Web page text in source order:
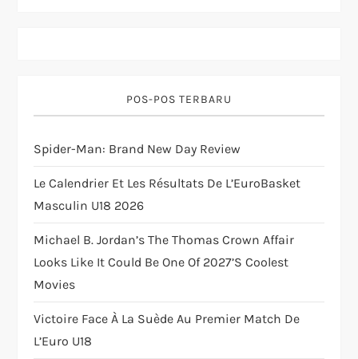
a
t
i
o
n
POS-POS TERBARU
Spider-Man: Brand New Day Review
Le Calendrier Et Les Résultats De L’EuroBasket
Masculin U18 2026
Michael B. Jordan’s The Thomas Crown Affair
Looks Like It Could Be One Of 2027’s Coolest
Movies
Victoire Face À La Suède Au Premier Match De
L’Euro U18